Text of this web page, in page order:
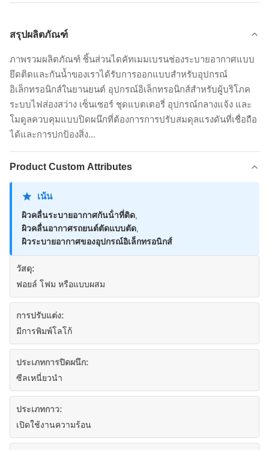
สรุปผลิตภัณฑ์
ภาพรวมผลิตภัณฑ์ ชิ้นส่วนไดคัทเมมเบรนช่องระบายอากาศแบบ
ยึดติดและกันน้ำของเราได้รับการออกแบบสำหรับอุปกรณ์
อิเล็กทรอนิกส์ในยานยนต์ อุปกรณ์อิเล็กทรอนิกส์สำหรับผู้บริโภค
ระบบไฟส่องสว่าง เซ็นเซอร์ ชุดแบตเตอรี่ อุปกรณ์กลางแจ้ง และ
โมดูลควบคุมแบบปิดผนึกที่ต้องการการปรับสมดุลแรงดันที่เชื่อถือ
ได้และการปกป้องสิ่ง...
Product Custom Attributes
เน้น
ผิวคลื่นระบายอากาศกันน้ําที่ติด
ผิวคลื่นอากาศรถยนต์ตัดแบบตัด
ผิวระบายอากาศของอุปกรณ์อิเล็กทรอนิกส์
วัสดุ:
ฟอยล์ โฟม หรือแบบผสม
การปรับแต่ง:
มีการพิมพ์โลโก้
ประเภทการปิดผนึก:
ซีลเหนี่ยวนำ
ประเภทกาว:
เปิดใช้งานความร้อน